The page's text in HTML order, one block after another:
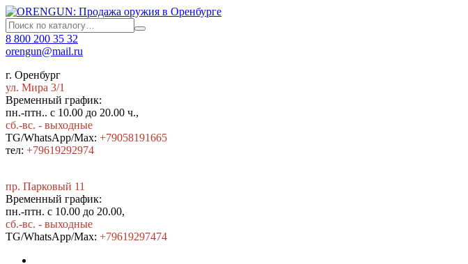
8 800 200 35 32
orengun@mail.ru
г. Оренбург
ул. Мира 3/1
Временный график:
пн.-птн.. с 10.00 до 20.00 ч.,
сб.-вс. - выходные
TG/WhatsApp/Max: +79058191665
тел: +79619292974
пр. Парковый 11
Временный график:
пн.-птн. с 10.00 до 20.00,
сб.-вс. - выходные
TG/WhatsApp/Max: +79619297474